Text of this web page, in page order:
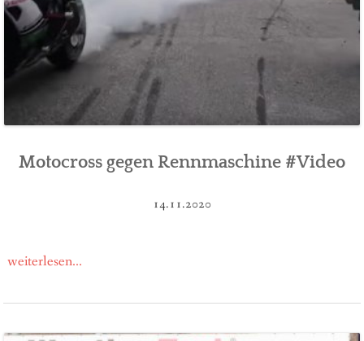
Motocross gegen Rennmaschine #Video
14.11.2020
weiterlesen...